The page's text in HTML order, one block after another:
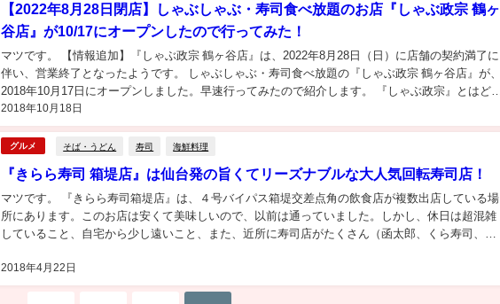
【2022年8月28日閉店】しゃぶしゃぶ・寿司食べ放題のお店『しゃぶ政宗 鶴ヶ
谷店』が10/17にオープンしたので行ってみた！
2018年10月18日
マツです。 【情報追加】『しゃぶ政宗 鶴ヶ谷店』は、2022年8月28日（日）に店舗の契約満了に
伴い、営業終了となったようです。 しゃぶしゃぶ・寿司食べ放題の『しゃぶ政宗 鶴ヶ谷店』が、
2018年10月17日にオープンしました。早速行ってみたので紹介します。 『しゃぶ政宗』とはどん
なお店 『しゃぶ政宗 鶴ヶ谷店』は（株...
グルメ そば・うどん 寿司 海鮮料理
『きらら寿司 箱堤店』は仙台発の旨くてリーズナブルな大人気回転寿司店！
2018年4月22日
マツです。 『きらら寿司箱堤店』は、４号バイパス箱堤交差点角の飲食店が複数出店している場
所にあります。このお店は安くて美味しいので、以前は通っていました。しかし、休日は超混雑
していること、自宅から少し遠いこと、また、近所に寿司店がたくさん（函太郎、くら寿司、魚